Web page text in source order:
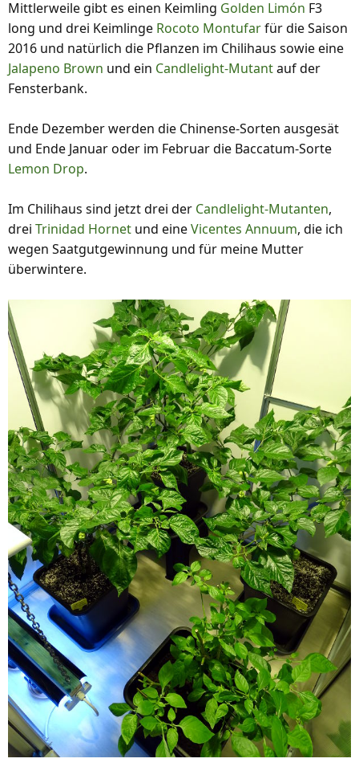
Mittlerweile gibt es einen Keimling Golden Limón F3
long und drei Keimlinge Rocoto Montufarfür die Saison
2016 und natürlich die Pflanzen im Chilihaus sowie eine
Jalapeno Brown und ein Candlelight-Mutantauf der
Fensterbank.
Ende Dezember werden die Chinense-Sorten ausgesät
und Ende Januar oder im Februar die Baccatum-Sorte
Lemon Drop.
Im Chilihaus sind jetzt drei der Candlelight-Mutanten,
drei Trinidad Hornet und eineVicentes Annuum, die ich
wegen Saatgutgewinnung und für meine Mutter
überwintere.